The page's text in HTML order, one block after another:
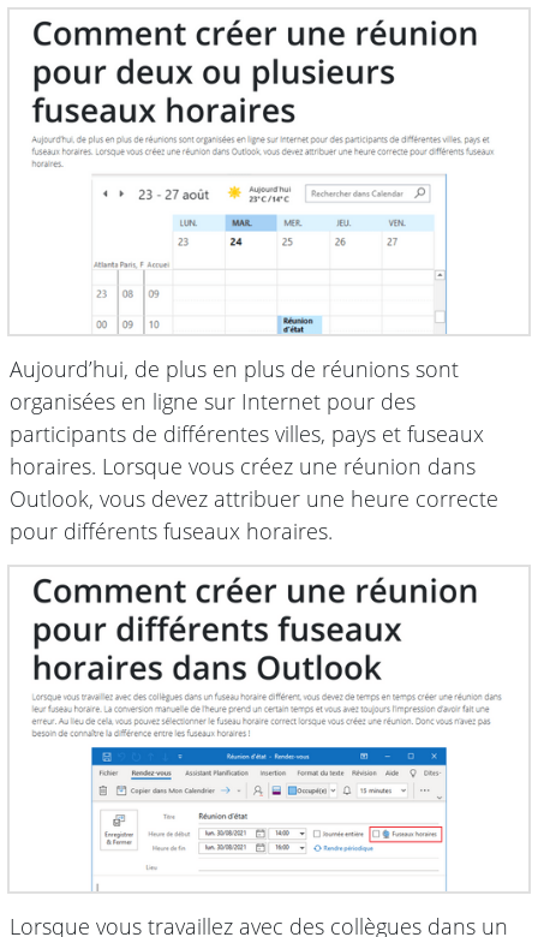
Aujourd’hui, de plus en plus de réunions sont
organisées en ligne sur Internet pour des
participants de différentes villes, pays et fuseaux
horaires. Lorsque vous créez une réunion dans
Outlook, vous devez attribuer une heure correcte
pour différents fuseaux horaires.
Lorsque vous travaillez avec des collègues dans un